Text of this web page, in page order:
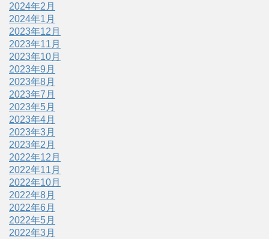
2024年2月
2024年1月
2023年12月
2023年11月
2023年10月
2023年9月
2023年8月
2023年7月
2023年5月
2023年4月
2023年3月
2023年2月
2022年12月
2022年11月
2022年10月
2022年8月
2022年6月
2022年5月
2022年3月